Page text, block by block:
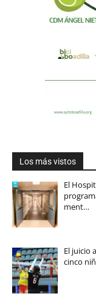
Los más vistos
El
ment…
El juicio
cinco